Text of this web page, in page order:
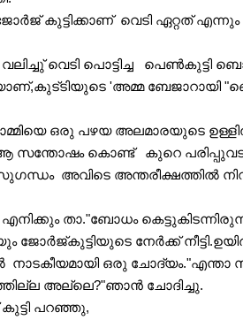
കുട്ടിക്കാണ്  വെടി ഏറ്റത്
വെടി പൊട്ടിച്ച   പെൺകുട്ടി
ടിയുടെ 'അമ്മ ബേജാറായി
ഒരു പഴയ അലമാരയുടെ ഉള്ളിൽ
ആ സന്തോഷം കൊണ്ട്   കുറെ
അവിടെ അന്തരീക്ഷത്തിൽ
ടീ പാർട്ടിയിൽ
നാടകീയമായി ഒരു ചോദ്യം."എന്താ
അല്ലെ?"ഞാൻ ചോദിച്ചു.
കുട്ടി പറഞ്ഞു,